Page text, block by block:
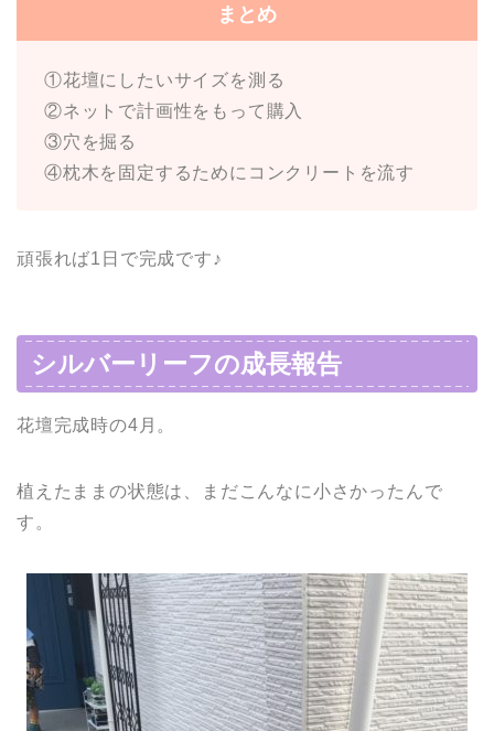
まとめ
①花壇にしたいサイズを測る
②ネットで計画性をもって購入
③穴を掘る
④枕木を固定するためにコンクリートを流す
頑張れば1日で完成です♪
シルバーリーフの成長報告
花壇完成時の4月。
植えたままの状態は、まだこんなに小さかったんで
す。